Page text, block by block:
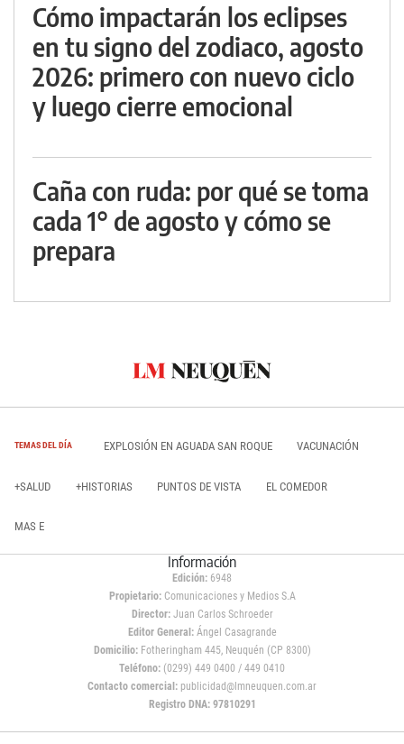
Cómo impactarán los eclipses
en tu signo del zodiaco, agosto
2026: primero con nuevo ciclo
y luego cierre emocional
Caña con ruda: por qué se toma
cada 1° de agosto y cómo se
prepara
TEMAS DEL DÍA EXPLOSIÓN EN AGUADA SAN ROQUE VACUNACIÓN
+SALUD +HISTORIAS PUNTOS DE VISTA EL COMEDOR
MAS E
Información
Edición: 6948
Propietario:Comunicaciones y Medios S.A
Director: Juan Carlos Schroeder
Editor General:Ángel Casagrande
Domicilio:Fotheringham 445, Neuquén (CP 8300)
Teléfono: (0299) 449 0400 / 449 0410
Contacto comercial: publicidad@lmneuquen.com.ar
Registro DNA: 97810291